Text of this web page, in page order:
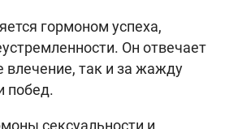
гормоном успеха,
Он отвечает
влечение, так и за жажду
побед.
сексуальности и